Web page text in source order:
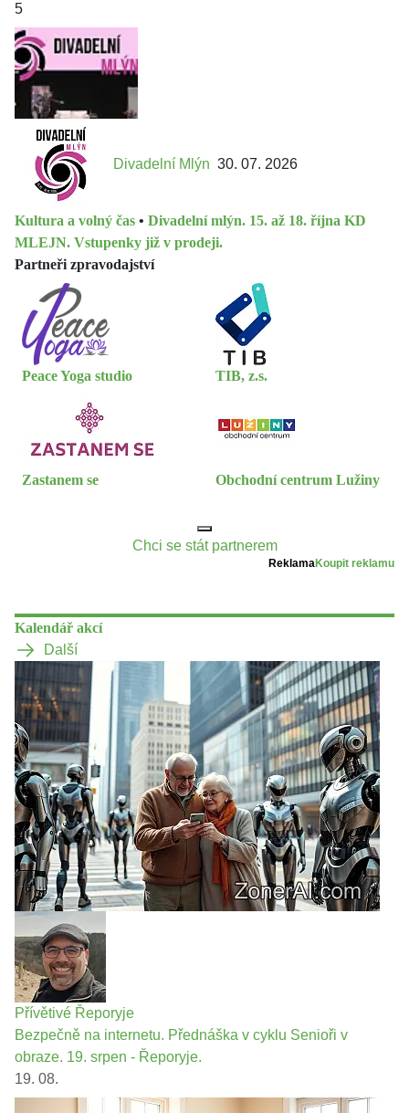
5
Divadelní Mlýn 30. 07. 2026
Kultura a volný čas • Divadelní mlýn. 15. až 18. října KD
MLEJN. Vstupenky již v prodeji.
Partneři zpravodajství
Peace Yoga studio TIB, z.s.
Zastanem se Obchodní centrum Lužiny
Chci se stát partnerem
ReklamaKoupit reklamu
Kalendář akcí
Další
Přívětivé Řeporyje
Bezpečně na internetu. Přednáška v cyklu Senioři v
obraze. 19. srpen - Řeporyje.
19. 08.